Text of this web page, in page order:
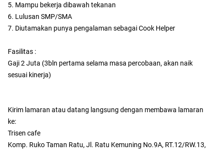
5. Mampu bekerja dibawah tekanan
6. Lulusan SMP/SMA
7. Diutamakan punya pengalaman sebagai Cook Helper
Fasilitas :
Gaji 2 Juta (3bln pertama selama masa percobaan, akan naik
sesuai kinerja)
Kirim lamaran atau datang langsung dengan membawa lamaran
ke:
Trisen cafe
Komp. Ruko Taman Ratu, Jl. Ratu Kemuning No.9A, RT.12/RW.13,